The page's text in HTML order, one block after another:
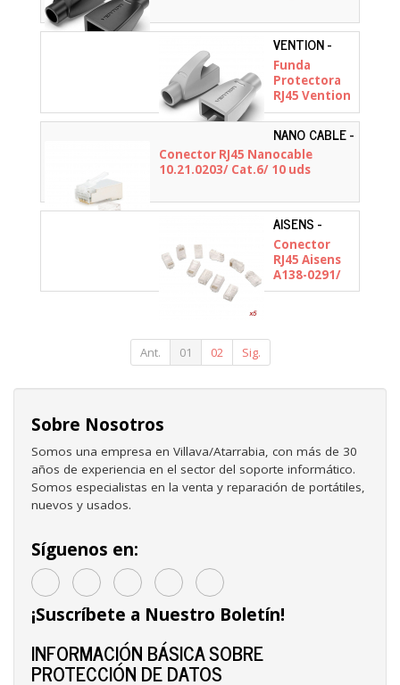
VENTION -
IODH0-50
Funda
Protectora
RJ45 Vention
IODH0-50/ 50
uds/ Gris
NANO CABLE -
10.21.0203
Conector RJ45 Nanocable
10.21.0203/ Cat.6/ 10 uds
AISENS -
A138-0291
Conector
RJ45 Aisens
A138-0291/
Cat.5e/ 50
Ant. 01 02 Sig.
Sobre Nosotros
Somos una empresa en Villava/Atarrabia, con más de 30
años de experiencia en el sector del soporte informático.
Somos especialistas en la venta y reparación de portátiles,
nuevos y usados.
Síguenos en:
¡Suscríbete a Nuestro Boletín!
INFORMACIÓN BÁSICA SOBRE
PROTECCIÓN DE DATOS